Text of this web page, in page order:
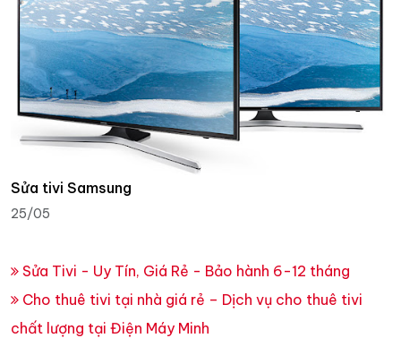
Sửa tivi Samsung
25/05
Sửa Tivi - Uy Tín, Giá Rẻ - Bảo hành 6-12 tháng
Cho thuê tivi tại nhà giá rẻ – Dịch vụ cho thuê tivi
chất lượng tại Điện Máy Minh